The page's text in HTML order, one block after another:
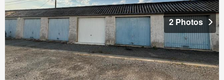
2 Photos